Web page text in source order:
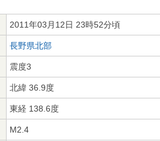
2011年03月12日 23時52分頃
長野県北部
震度3
北緯 36.9度
東経 138.6度
M2.4